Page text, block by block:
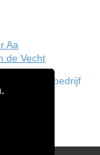
Aa
de Vecht
Meld een bedrijf